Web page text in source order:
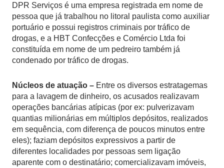
DPR Serviços é uma empresa registrada em nome de
pessoa que já trabalhou no litoral paulista como auxiliar
portuário e possui registros criminais por tráfico de
drogas, e a HBT Confecções e Comércio Ltda foi
constituída em nome de um pedreiro também já
condenado por tráfico de drogas.
Núcleos de atuação –Entre os diversos estratagemas
para a lavagem de dinheiro, os acusados realizavam
operações bancárias atípicas (por ex: pulverizavam
quantias milionárias em múltiplos depósitos, realizados
em sequência, com diferença de poucos minutos entre
eles); faziam depósitos expressivos a partir de
diferentes localidades por pessoas sem ligação
aparente com o destinatário; comercializavam imóveis,